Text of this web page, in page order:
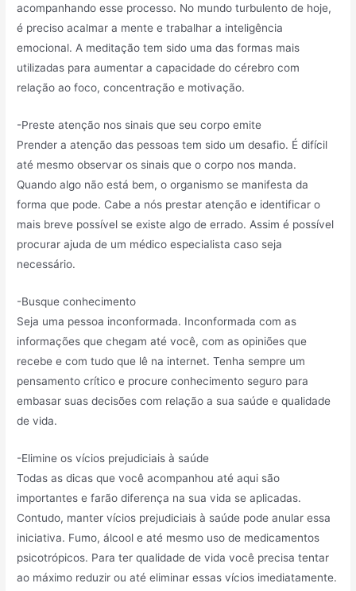
acompanhando esse processo. No mundo turbulento de hoje,
é preciso acalmar a mente e trabalhar a inteligência
emocional. A meditação tem sido uma das formas mais
utilizadas para aumentar a capacidade do cérebro com
relação ao foco, concentração e motivação.
-Preste atenção nos sinais que seu corpo emite
Prender a atenção das pessoas tem sido um desafio. É difícil
até mesmo observar os sinais que o corpo nos manda.
Quando algo não está bem, o organismo se manifesta da
forma que pode. Cabe a nós prestar atenção e identificar o
mais breve possível se existe algo de errado. Assim é possível
procurar ajuda de um médico especialista caso seja
necessário.
-Busque conhecimento
Seja uma pessoa inconformada. Inconformada com as
informações que chegam até você, com as opiniões que
recebe e com tudo que lê na internet. Tenha sempre um
pensamento crítico e procure conhecimento seguro para
embasar suas decisões com relação a sua saúde e qualidade
de vida.
-Elimine os vícios prejudiciais à saúde
Todas as dicas que você acompanhou até aqui são
importantes e farão diferença na sua vida se aplicadas.
Contudo, manter vícios prejudiciais à saúde pode anular essa
iniciativa. Fumo, álcool e até mesmo uso de medicamentos
psicotrópicos. Para ter qualidade de vida você precisa tentar
ao máximo reduzir ou até eliminar essas vícios imediatamente.